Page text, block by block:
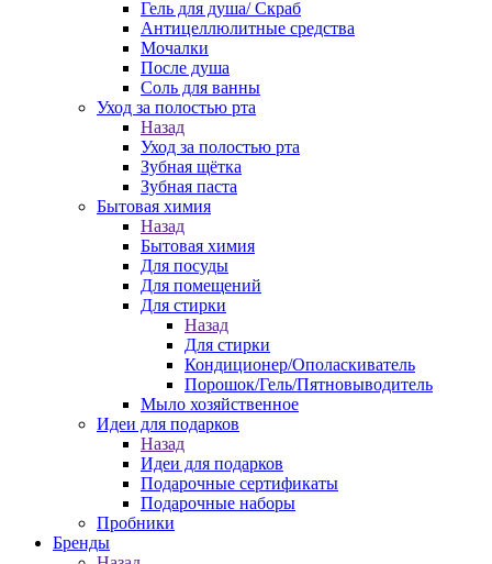
Гель для душа/ Скраб
Антицеллюлитные средства
Мочалки
После душа
Соль для ванны
Уход за полостью рта
Назад
Уход за полостью рта
Зубная щётка
Зубная паста
Бытовая химия
Назад
Бытовая химия
Для посуды
Для помещений
Для стирки
Назад
Для стирки
Кондиционер/Ополаскиватель
Порошок/Гель/Пятновыводитель
Мыло хозяйственное
Идеи для подарков
Назад
Идеи для подарков
Подарочные сертификаты
Подарочные наборы
Пробники
Бренды